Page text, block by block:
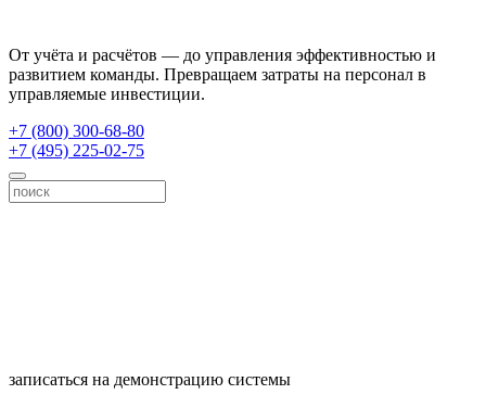
От учёта и расчётов — до управления эффективностью и
развитием команды. Превращаем затраты на персонал в
управляемые инвестиции.
+7 (800) 300-68-80
+7 (495) 225-02-75
записаться на демонстрацию системы